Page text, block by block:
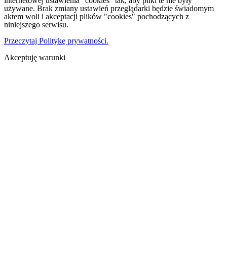
używane. Brak zmiany ustawień przeglądarki będzie świadomym
aktem woli i akceptacji plików "cookies" pochodzących z
niniejszego serwisu.
Przeczytaj Politykę prywatności.
Akceptuję warunki